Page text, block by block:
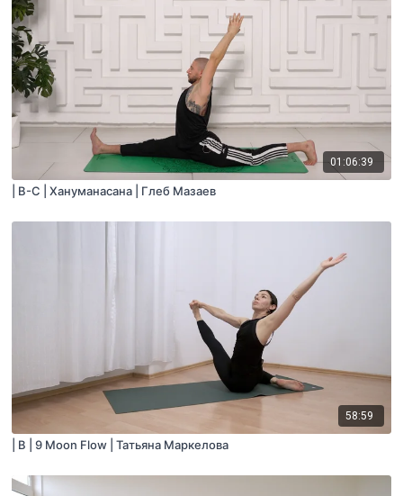
01:06:39
| B-С | Хануманасана | Глеб Мазаев
58:59
| B | 9 Moon Flow | Татьяна Маркелова